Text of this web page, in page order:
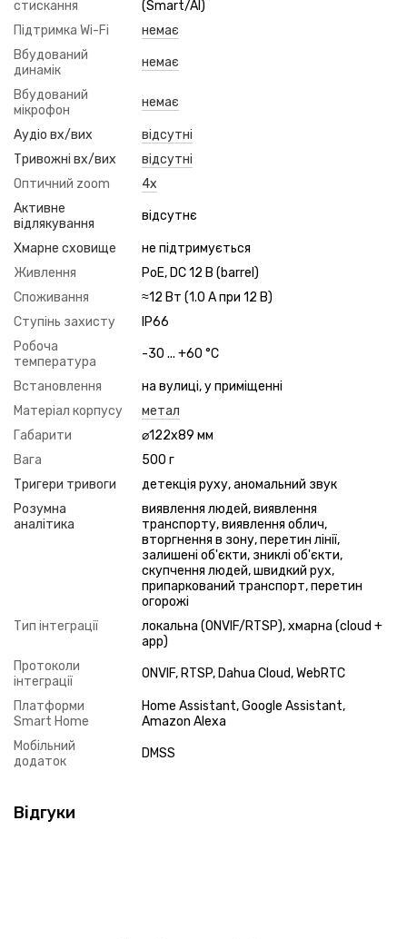
стискання
(Smart/AI)
Підтримка Wi-Fi
немає
Вбудований
динамік
немає
Вбудований
мікрофон
немає
Аудіо вх/вих
відсутні
Тривожні вх/вих
відсутні
Оптичний zoom
4x
Активне
відлякування
відсутнє
Хмарне сховище
не підтримується
Живлення
PoE, DC 12 В (barrel)
Споживання
≈12 Вт (1.0 А при 12 В)
Ступінь захисту
IP66
Робоча
температура
-30 ... +60 °C
Встановлення
на вулиці, у приміщенні
Матеріал корпусу
метал
Габарити
⌀122x89 мм
Вага
500 г
Тригери тривоги
детекція руху, аномальний звук
Розумна
аналітика
виявлення людей, виявлення
транспорту, виявлення облич,
вторгнення в зону, перетин лінії,
залишені об'єкти, зниклі об'єкти,
скупчення людей, швидкий рух,
припаркований транспорт, перетин
огорожі
Тип інтеграції
локальна (ONVIF/RTSP), хмарна (cloud +
app)
Протоколи
інтеграції
ONVIF, RTSP, Dahua Cloud, WebRTC
Платформи
Smart Home
Home Assistant, Google Assistant,
Amazon Alexa
Мобільний
додаток
DMSS
Відгуки